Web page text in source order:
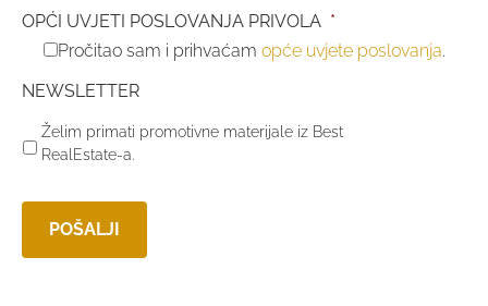
OPĆI UVJETI POSLOVANJA PRIVOLA *
Pročitao sam i prihvaćam opće uvjete poslovanja.
NEWSLETTER
Želim primati promotivne materijale iz Best
RealEstate-a.